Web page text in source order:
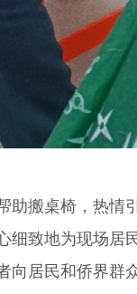
搬桌椅，热情引
细致地为现场
向居民和侨界群